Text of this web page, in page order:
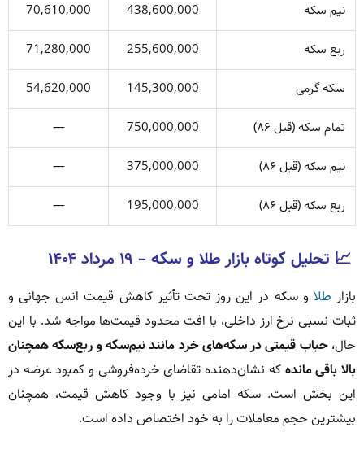
نیم سکه
438,600,000
70,610,000
ربع سکه
255,600,000
71,280,000
سکه گرمی
145,300,000
54,620,000
تمام سکه (قبل ۸۶)
750,000,000
—
نیم سکه (قبل ۸۶)
375,000,000
—
ربع سکه (قبل ۸۶)
195,000,000
—
📈 تحلیل کوتاه بازار طلا و سکه – ۱۹ مرداد ۱۴۰۴
بازار طلا و سکه در این روز تحت تأثیر کاهش قیمت انس جهانی و
ثبات نسبی نرخ ارز داخلی، با افت محدود قیمت‌ها مواجه شد. با این
حال،حباب قیمتی در سکه‌های خرد مانند نیم‌سکه و ربع‌سکه همچنان
بالا باقی مانده که نشان‌دهنده تقاضای خرده‌فروشی و کمبود عرضه در
این بخش است. سکه امامی نیز با وجود کاهش قیمت، همچنان
بیشترین حجم معاملات را به خود اختصاص داده است.